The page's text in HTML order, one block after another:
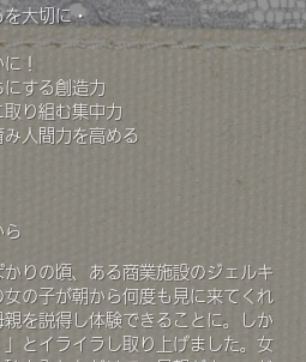
大切に・
！
する創造力
り組む集中力
人間力を高める
ら
りの頃、ある商業施設のジェルキ
の子が朝から何度も見に来てくれ
を説得し体験できることに。しか
とイライラし取り上げました。女